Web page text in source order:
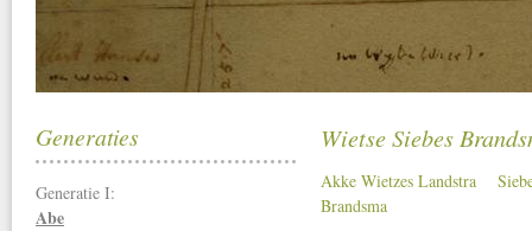
Wietse Siebes
Akke Wietzes Landstra
Brandsma
Generaties
Generatie I:
Abe